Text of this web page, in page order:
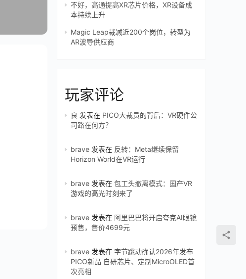
不好，高通提高XR芯片价格，XR设备成
本持续上升
Magic Leap裁减近200个岗位，转型为
AR波导供应商
玩家评论
良 发表在 PICO大裁员的背后：VR硬件公
司路在何方？
brave 发表在 反转：Meta继续保留
Horizon World在VR运行
brave 发表在 包工头撤离模式：国产VR
游戏的高光时刻来了
brave 发表在 阿里巴巴将开启夸克AI眼镜
预售，售价4699元
brave 发表在 字节跳动确认2026年发布
PICO新品 自研芯片、定制MicroOLED首
次亮相